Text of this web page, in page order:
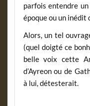
parfois entendre
époque ou un inédit
Alors, un tel
(quel doigté ce
belle voix cette
d’Ayreon ou de
à lui, détesterait.